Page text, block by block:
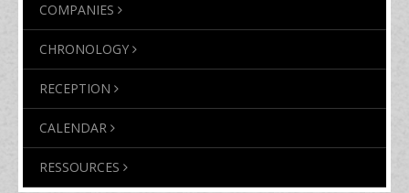
COMPANIES
CHRONOLOGY
RECEPTION
CALENDAR
RESSOURCES